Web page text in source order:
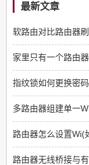
最新文章
软路由对比路由器
家里只有一个路由
指纹锁如何更换密
多路由器组建单一
路由器怎么设置Wi(
路由器无线桥接与